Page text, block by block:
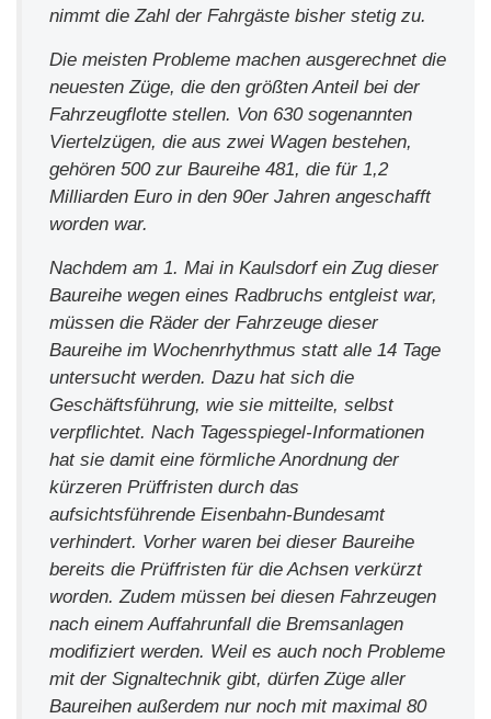
nimmt die Zahl der Fahrgäste bisher stetig zu.
Die meisten Probleme machen ausgerechnet die
neuesten Züge, die den größten Anteil bei der
Fahrzeugflotte stellen. Von 630 sogenannten
Viertelzügen, die aus zwei Wagen bestehen,
gehören 500 zur Baureihe 481, die für 1,2
Milliarden Euro in den 90er Jahren angeschafft
worden war.
Nachdem am 1. Mai in Kaulsdorf ein Zug dieser
Baureihe wegen eines Radbruchs entgleist war,
müssen die Räder der Fahrzeuge dieser
Baureihe im Wochenrhythmus statt alle 14 Tage
untersucht werden. Dazu hat sich die
Geschäftsführung, wie sie mitteilte, selbst
verpflichtet. Nach Tagesspiegel-Informationen
hat sie damit eine förmliche Anordnung der
kürzeren Prüffristen durch das
aufsichtsführende Eisenbahn-Bundesamt
verhindert. Vorher waren bei dieser Baureihe
bereits die Prüffristen für die Achsen verkürzt
worden. Zudem müssen bei diesen Fahrzeugen
nach einem Auffahrunfall die Bremsanlagen
modifiziert werden. Weil es auch noch Probleme
mit der Signaltechnik gibt, dürfen Züge aller
Baureihen außerdem nur noch mit maximal 80